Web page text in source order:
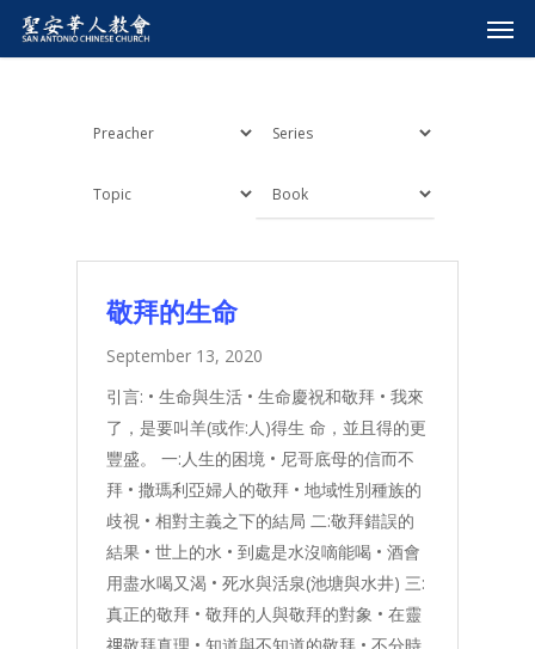
敬拜的生命
September 13, 2020
引言: • 生命與生活 • 生命慶祝和敬拜 • 我來
了，是要叫羊(或作:人)得生 命，並且得的更
豐盛。 一:人生的困境 • 尼哥底母的信而不
拜 • 撒瑪利亞婦人的敬拜 • 地域性別種族的
歧視 • 相對主義之下的結局 二:敬拜錯誤的
結果 • 世上的水 • 到處是水沒嘀能喝 • 酒會
用盡水喝又渴 • 死水與活泉(池塘與水井) 三:
真正的敬拜 • 敬拜的人與敬拜的對象 • 在靈